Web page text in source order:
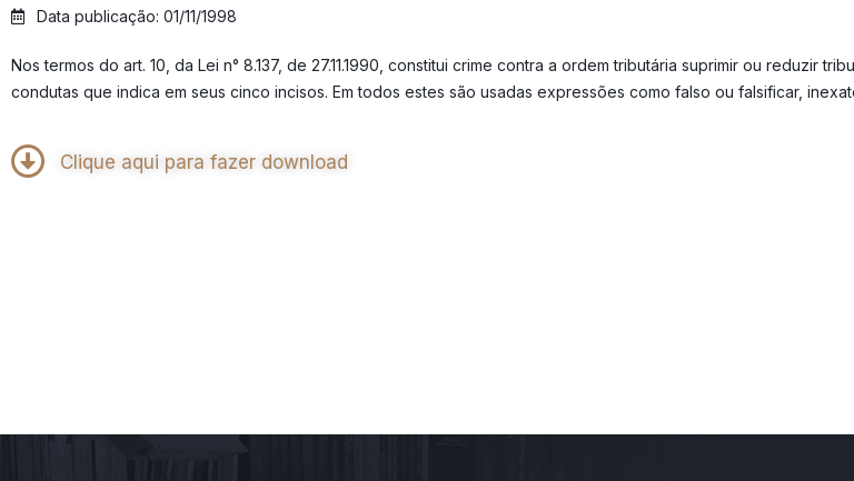
Data publicação: 01/11/1998
Nos termos do art. 10, da Lei n° 8.137, de 27.11.1990, constitui crime contra a ordem tributária suprimir ou reduzir
condutas que indica em seus cinco incisos. Em todos estes são usadas expressões como falso ou falsificar,
Clique aqui para fazer download